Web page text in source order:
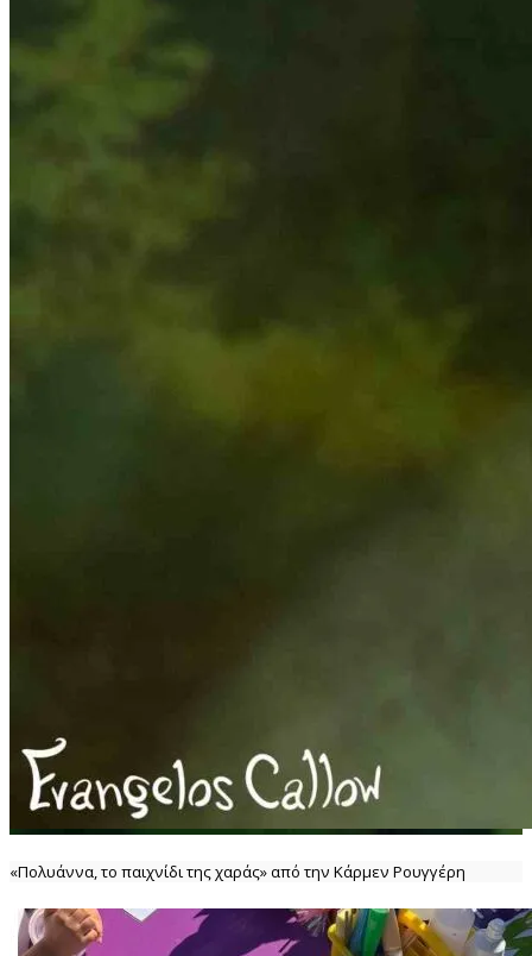
«Πολυάννα, το παιχνίδι της χαράς» από την Κάρμεν Ρουγγέρη